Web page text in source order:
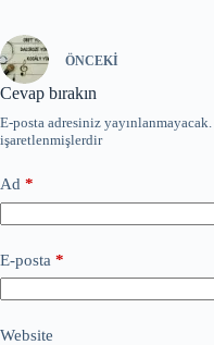
ÖNCEKI
Cevap bırakın
E-posta adresiniz yayınlanmayacak.
işaretlenmişlerdir
Ad *
E-posta *
Website